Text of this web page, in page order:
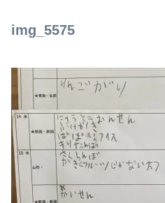
img_5575